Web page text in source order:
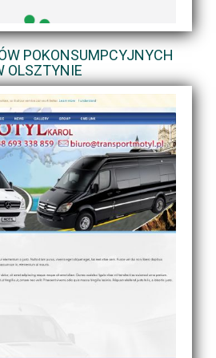
POKONSUMPCYJNYCH
OLSZTYNIE